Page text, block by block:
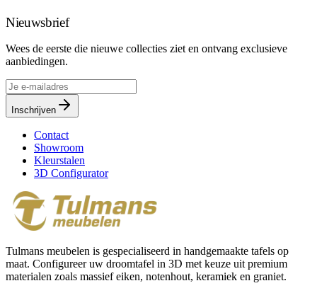
Nieuwsbrief
Wees de eerste die nieuwe collecties ziet en ontvang exclusieve
aanbiedingen.
Inschrijven
Contact
Showroom
Kleurstalen
3D Configurator
Tulmans meubelen is gespecialiseerd in handgemaakte tafels op
maat. Configureer uw droomtafel in 3D met keuze uit premium
materialen zoals massief eiken, notenhout, keramiek en graniet.